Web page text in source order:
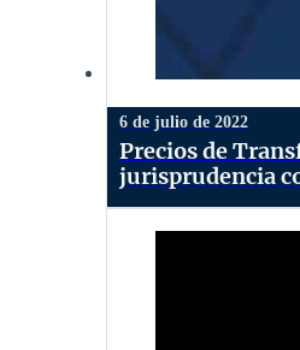
6 de julio de 2022
Precios de
jurisprudencia